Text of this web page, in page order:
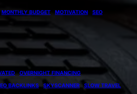
MONTHLY BUDGET MOTIVATION SEO
OVERNIGHT FINANCING
BACKLINKS SKYSCANNER
SLOW TRAVEL